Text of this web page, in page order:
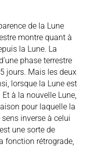
de la Lune
montre quant à
la Lune. La
phase terrestre
jours. Mais les deux
lorsque la Lune est
à la nouvelle Lune,
pour laquelle la
inverse à celui
une sorte de
fonction rétrograde,